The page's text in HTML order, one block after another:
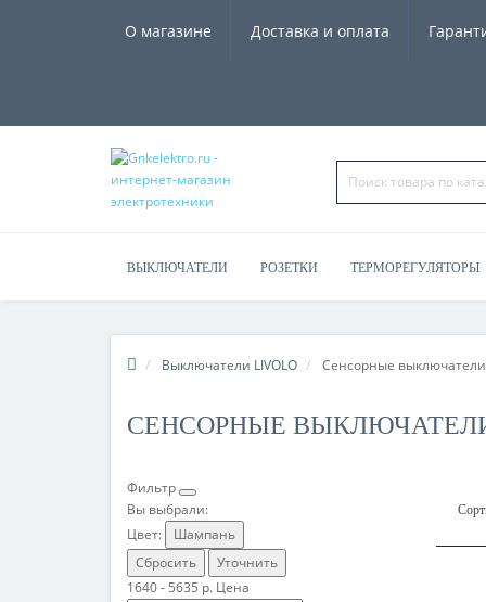
О магазине Доставка и оплата
ВЫКЛЮЧАТЕЛИ РОЗЕТКИ ТЕРМОРЕГУЛЯТОРЫ
ЧАСЫ, КОЛОНКИ
Выключатели LIVOLO Сенсорные выключатели
СЕНСОРНЫЕ
Фильтр
Вы выбрали:
Цвет:
Шампань
Сбросить
Уточнить
1640- 5635 р. Цена